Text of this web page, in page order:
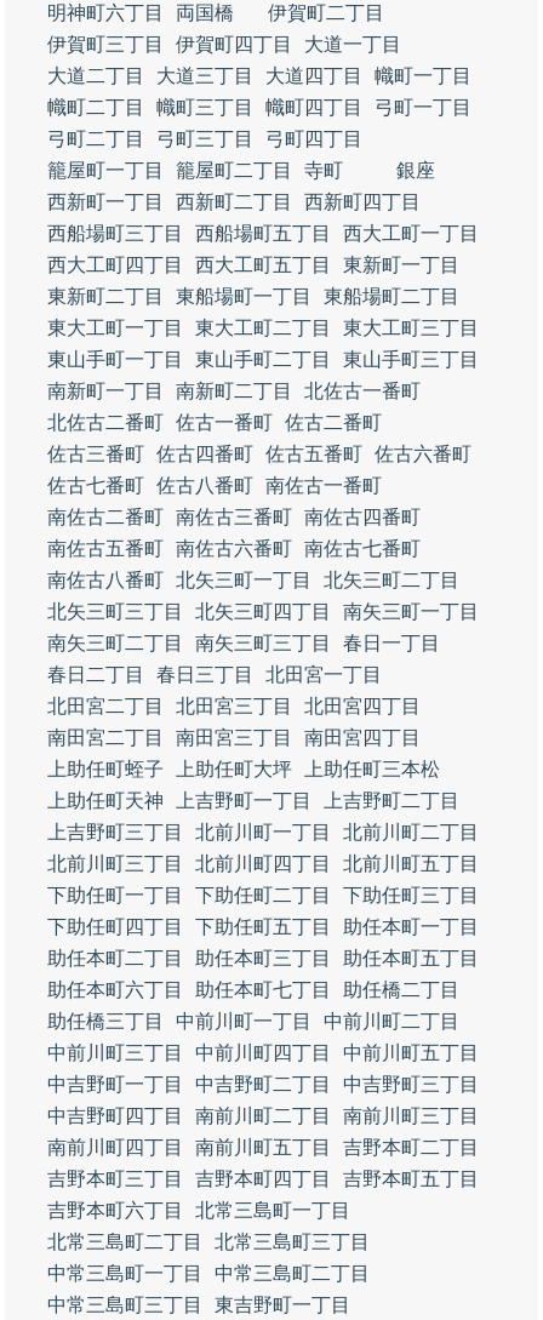
明神町六丁目 両国橋
伊賀町二丁目
伊賀町三丁目
伊賀町四丁目
大道一丁目
大道二丁目
大道三丁目 大道四丁目
幟町一丁目
幟町二丁目
幟町三丁目 幟町四丁目
弓町一丁目
弓町二丁目
弓町三丁目
弓町四丁目
籠屋町一丁目
籠屋町二丁目 寺町
銀座
西新町一丁目
西新町二丁目
西新町四丁目
西船場町三丁目
西船場町五丁目
西大工町一丁目
西大工町四丁目
西大工町五丁目
東新町一丁目
東新町二丁目
東船場町一丁目
東船場町二丁目
東大工町一丁目
東大工町二丁目
東大工町三丁目
東山手町一丁目
東山手町二丁目
東山手町三丁目
南新町一丁目
南新町二丁目
北佐古一番町
北佐古二番町 佐古一番町 佐古二番町
佐古三番町 佐古四番町 佐古五番町 佐古六番町
佐古七番町 佐古八番町 南佐古一番町
南佐古二番町 南佐古三番町 南佐古四番町
南佐古五番町 南佐古六番町 南佐古七番町
南佐古八番町 北矢三町一丁目
北矢三町二丁目
北矢三町三丁目
北矢三町四丁目
南矢三町一丁目
南矢三町二丁目
南矢三町三丁目
春日一丁目
春日二丁目
春日三丁目
北田宮一丁目
北田宮二丁目
北田宮三丁目
北田宮四丁目
南田宮二丁目
南田宮三丁目
南田宮四丁目
上助任町蛭子
上助任町大坪
上助任町三本松
上助任町天神
上吉野町一丁目
上吉野町二丁目
上吉野町三丁目
北前川町一丁目
北前川町二丁目
北前川町三丁目
北前川町四丁目
北前川町五丁目
下助任町一丁目
下助任町二丁目
下助任町三丁目
下助任町四丁目
下助任町五丁目
助任本町一丁目
助任本町二丁目
助任本町三丁目
助任本町五丁目
助任本町六丁目
助任本町七丁目
助任橋二丁目
助任橋三丁目
中前川町一丁目
中前川町二丁目
中前川町三丁目
中前川町四丁目
中前川町五丁目
中吉野町一丁目
中吉野町二丁目
中吉野町三丁目
中吉野町四丁目
南前川町二丁目
南前川町三丁目
南前川町四丁目
南前川町五丁目
吉野本町二丁目
吉野本町三丁目
吉野本町四丁目
吉野本町五丁目
吉野本町六丁目
北常三島町一丁目
北常三島町二丁目
北常三島町三丁目
中常三島町一丁目
中常三島町二丁目
中常三島町三丁目
東吉野町一丁目